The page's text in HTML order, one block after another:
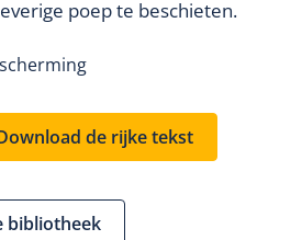
poep te beschieten.
de rijke tekst
bibliotheek